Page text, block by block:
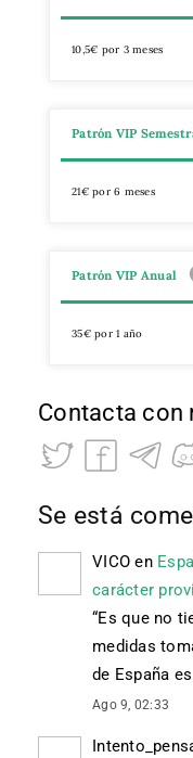
10,5€ por 3 meses
Patrón VIP
21€ por 6 meses
Patrón VIP Anual
35€ por 1 año
Contacta con
Se está
VICO en
carácter
“Es que no
medidas
de España
Ago 9, 02:33